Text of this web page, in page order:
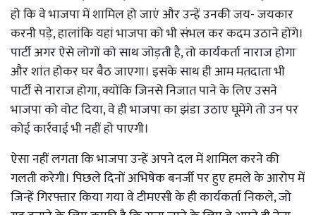
हो कि वे भाजपा में शामिल हो जाएं और उन्हें उनकी जय- जयकार
करनी पड़े, हालांकि यहां भाजपा को भी संभल कर कदम उठाने होंगे।
पार्टी अगर ऐसे लोगों को साथ जोड़ती है, तो कार्यकर्ता नाराज होगा
और शांत होकर घर बैठ जाएगा। इसके साथ ही आम मतदाता भी
पार्टी से नाराज होगा, क्योंकि जिनसे निजात पाने के लिए उसने
भाजपा को वोट दिया, वे ही भाजपा का झंडा उठाए घूमेंगे तो उन पर
कोई कार्रवाई भी नहीं हो पाएगी।
ऐसा नहीं लगता कि भाजपा उन्हें अपने दल में शामिल करने की
गलती करेगी। पिछले दिनों अभिषेक बनर्जी पर हुए हमले के आरोप में
जिन्हें गिरफ्तार किया गया वे टीमएसी के ही कार्यकर्ता निकले, जो